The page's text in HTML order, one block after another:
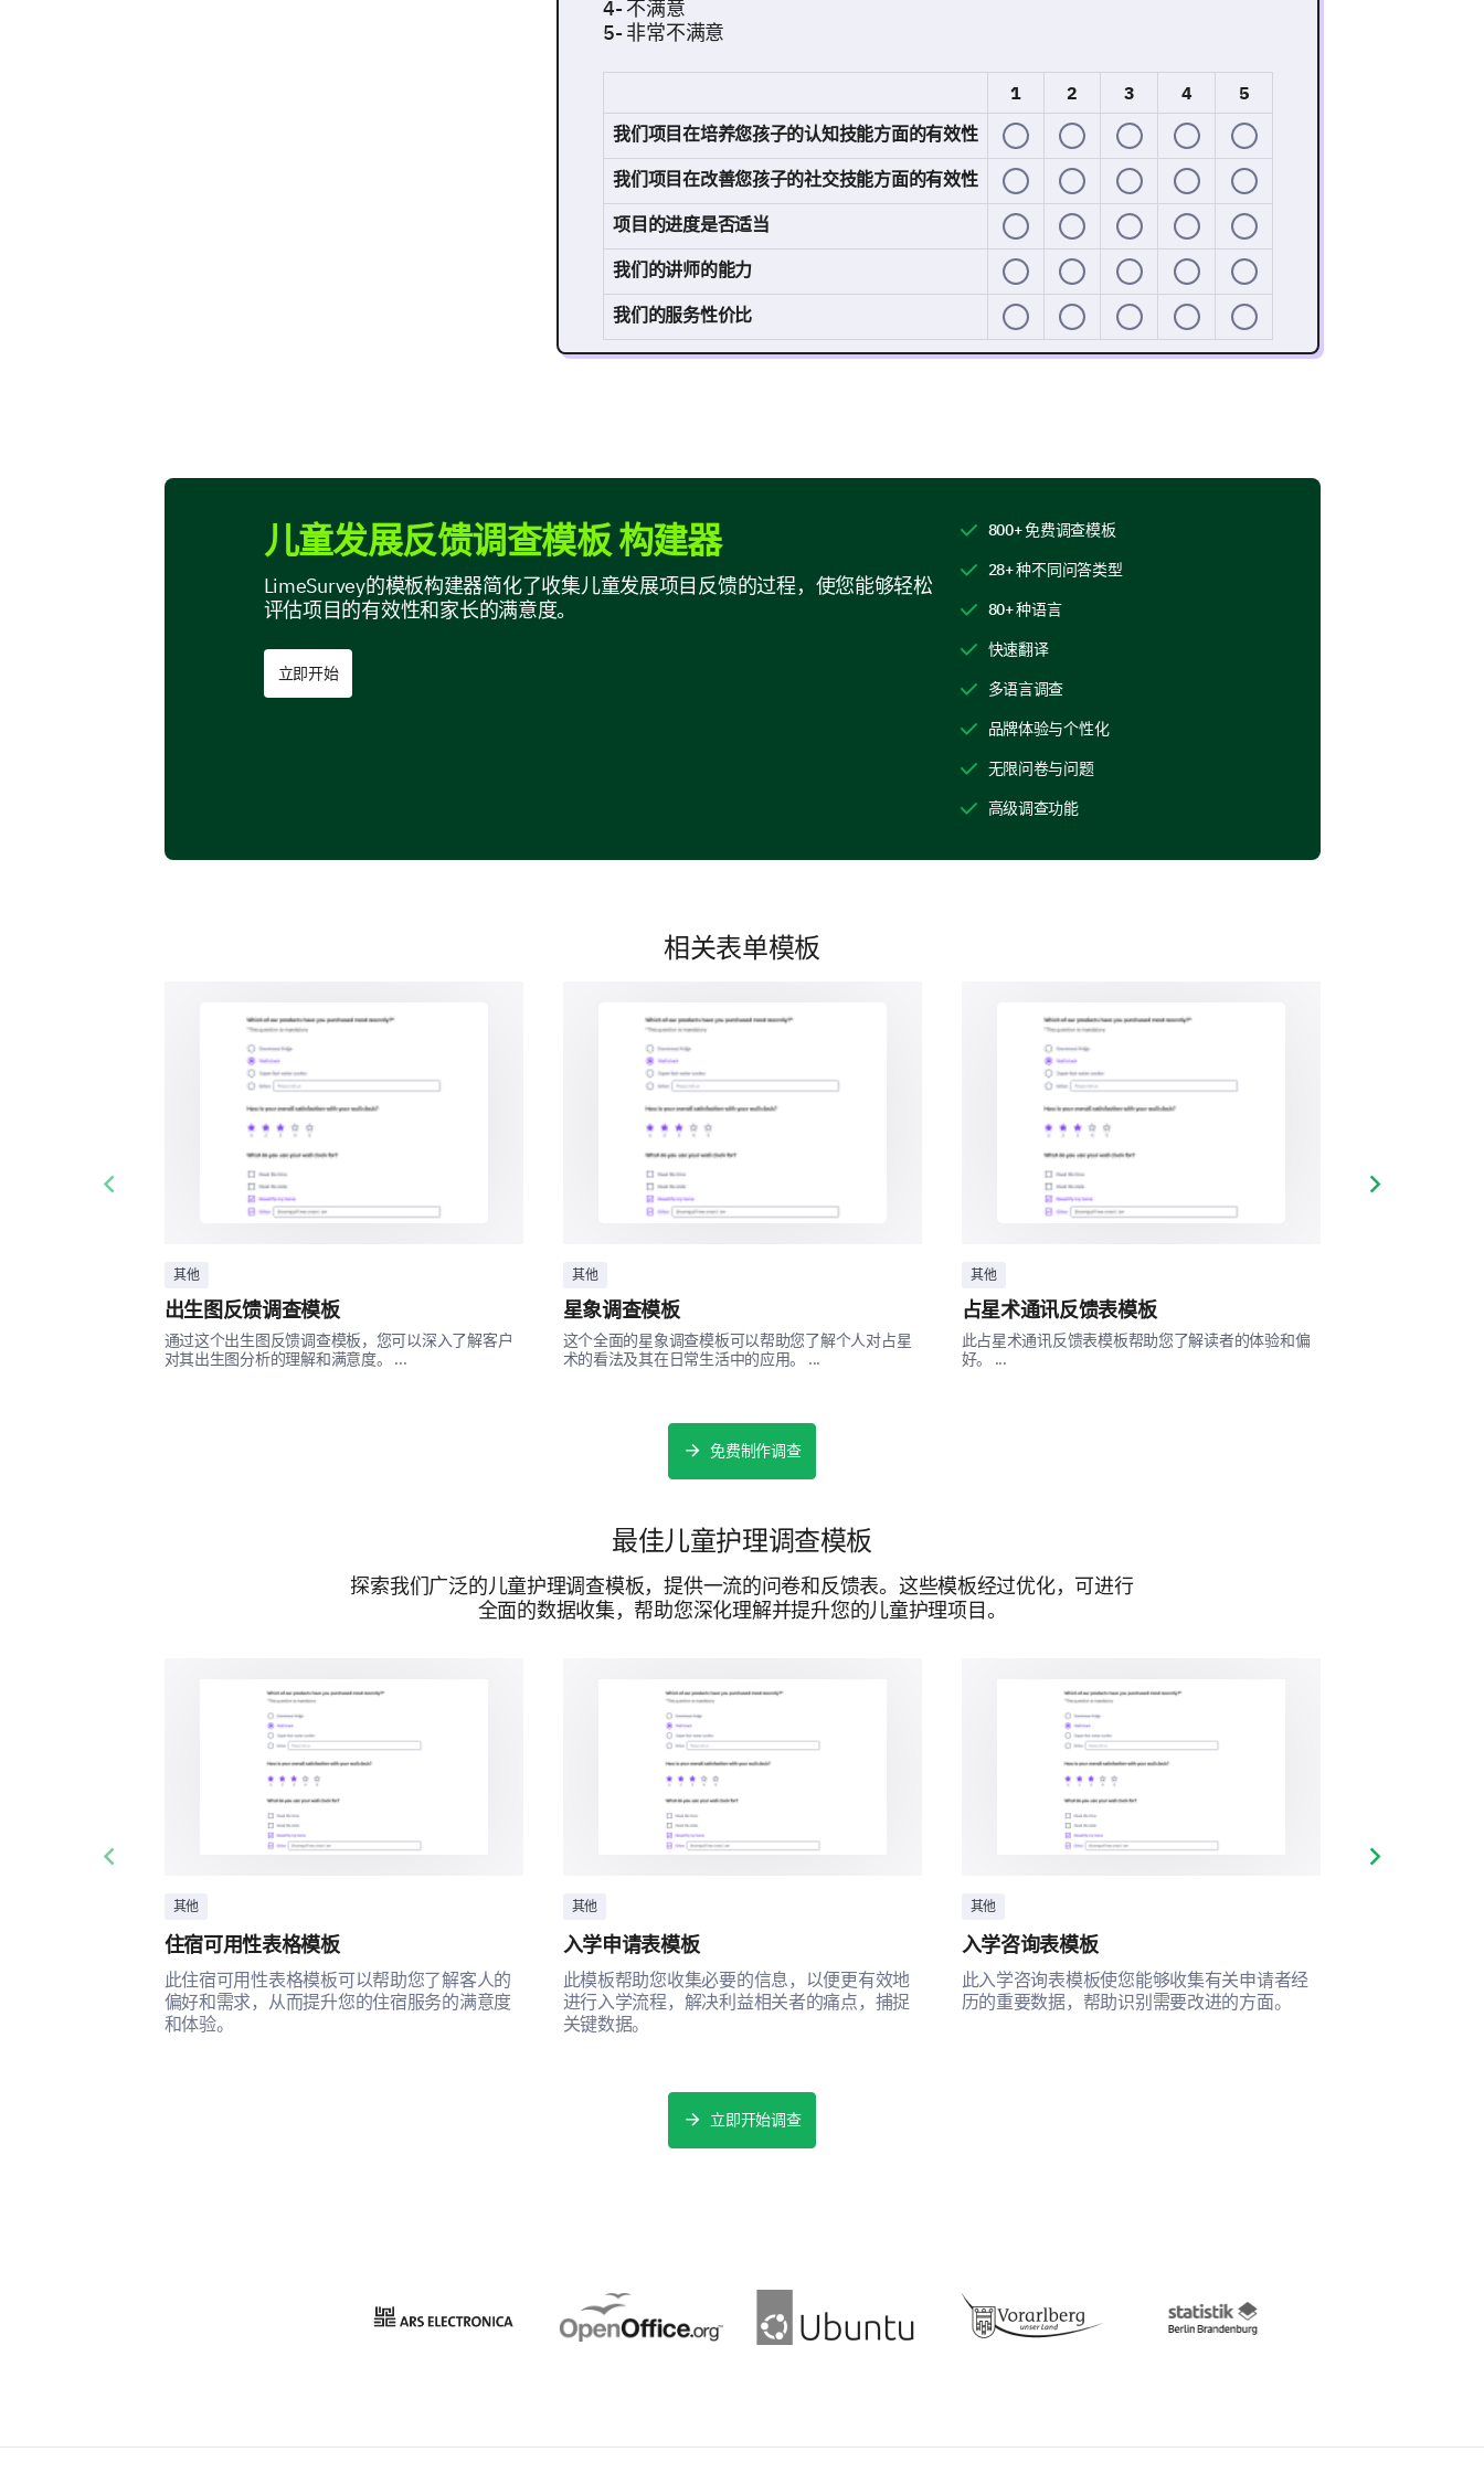
4- 不满意
5- 非常不满意
1 2 3 4
5
我们项目在培养您孩子的认知技能方面的有效性
我们项目在改善您孩子的社交技能方面的有效性
项目的进度是否适当
我们的讲师的能力
我们的服务性价比
您认为我们的项目中有哪些具体方面需要改进？请详细说明。
您认为与项目工作人员和家长之间的沟通机制中，哪些最有效？
电话
短信
面对面的会议
改进建议
我们始终在努力提升我们的项目。您的建议对我们而言非常重要。
您有什么建议或创新想法，以便我们进一步改进我们的项目吗？
是
否
由...提供支持
儿童发展反馈调查模板 构建器
LimeSurvey的模板构建器简化了收集儿童发展项目反馈的过程，使您能够轻松
评估项目的有效性和家长的满意度。
立即开始
800+ 免费调查模板
28+ 种不同问答类型
80+ 种语言
快速翻译
多语言调查
品牌体验与个性化
无限问卷与问题
高级调查功能
相关表单模板
其他
出生图反馈调查模板
通过这个出生图反馈调查模板，您可以深入了解客户
对其出生图分析的理解和满意度。 ...
其他
星象调查模板
这个全面的星象调查模板可以帮助您了解个人对占星
术的看法及其在日常生活中的应用。 ...
其他
占星术通讯反馈表模板
此占星术通讯反馈表模板帮助您了解读者的体验和偏
好。 ...
Previous slide Next slide
免费制作调查
最佳儿童护理调查模板
探索我们广泛的儿童护理调查模板，提供一流的问卷和反馈表。这些模板经过优化，可进行
全面的数据收集，帮助您深化理解并提升您的儿童护理项目。
其他
住宿可用性表格模板
此住宿可用性表格模板可以帮助您了解客人的
偏好和需求，从而提升您的住宿服务的满意度
和体验。
其他
入学申请表模板
此模板帮助您收集必要的信息，以便更有效地
进行入学流程，解决利益相关者的痛点，捕捉
关键数据。
其他
入学咨询表模板
此入学咨询表模板使您能够收集有关申请者经
历的重要数据，帮助识别需要改进的方面。
Previous slide Next slide
立即开始调查